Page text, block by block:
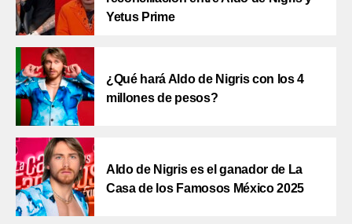
Yetus Prime
¿Qué hará Aldo de Nigris con los 4
millones de pesos?
Aldo de Nigris es el ganador de La
Casa de los Famosos México 2025